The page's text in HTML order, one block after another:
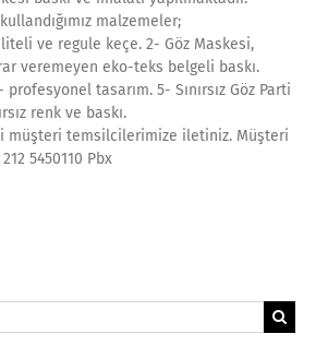
malzemeler;
ve regule keçe. 2- Göz Maskesi,
veremeyen eko-teks belgeli baskı.
tasarım. 5- Sınırsız Göz Parti
renk ve baskı.
müşteri temsilcilerimize iletiniz. Müşteri
5450110 Pbx